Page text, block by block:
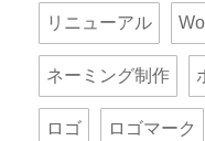
リニューアル
ネーミング制作
ロゴ ロゴマーク